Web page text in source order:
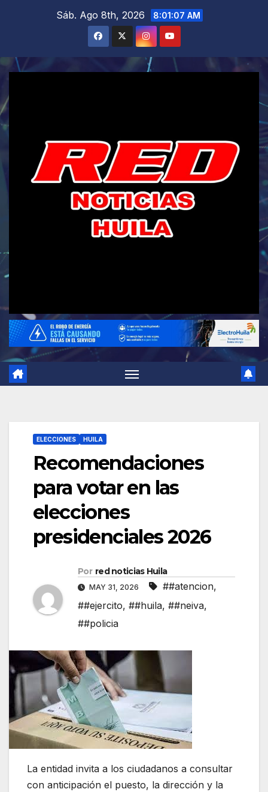
Sáb. Ago 8th, 2026 8:01:08 AM
ELECCIONES HUILA
Recomendaciones
para votar en las
elecciones
presidenciales 2026
Por red noticias Huila
MAY 31, 2026 ##atencion,
##ejercito, ##huila, ##neiva,
##policia
La entidad invita a los ciudadanos a consultar
con anticipación el puesto, la dirección y la